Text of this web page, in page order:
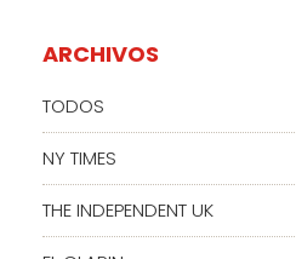
ARCHIVOS
TODOS
NY TIMES
THE INDEPENDENT UK